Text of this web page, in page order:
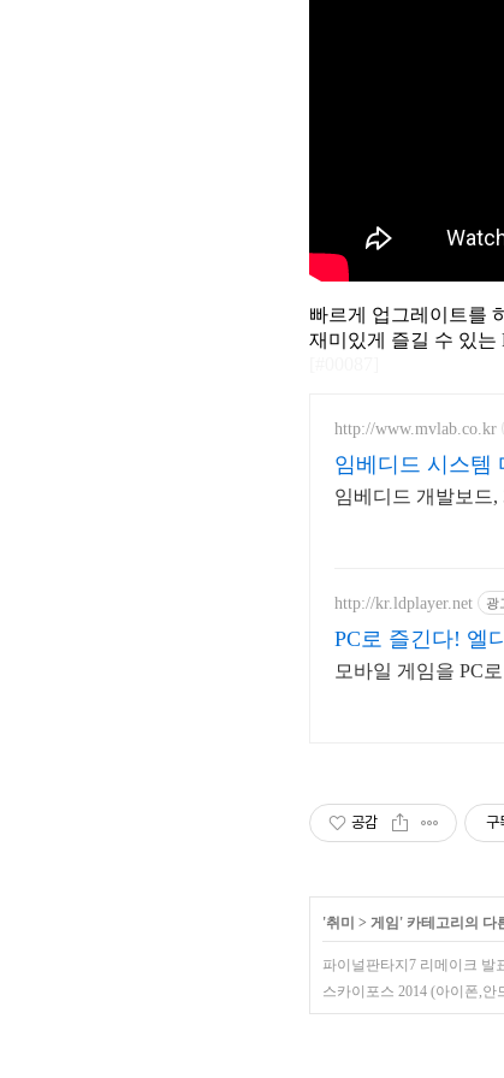
빠르게 업그레이트를
재미있게 즐길 수 있는
http://www.mvlab.co.kr
임베디드 시스템
임베디드 개발보드,
http://kr.ldplayer.net 광
PC로 즐긴다! 엘
모바일 게임을 PC
공감 구
'취미 > 게임 ' 카테고리의 다
파이널판타지7 리메이크 발
스카이포스 2014 (아이폰,안